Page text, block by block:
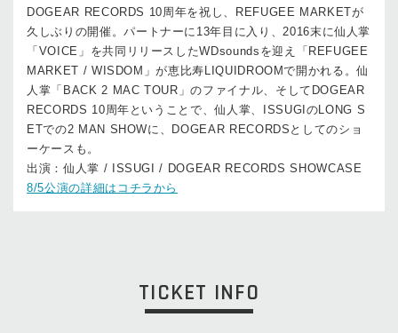
DOGEAR RECORDS 10周年を祝し、REFUGEE MARKETが
久しぶりの開催。パートナーに13年目に入り、2016末に仙人掌
「VOICE」を共同リリースしたWDsoundsを迎え「REFUGEE
MARKET / WISDOM」が恵比寿LIQUIDROOMで開かれる。仙
人掌「BACK 2 MAC TOUR」のファイナル、そしてDOGEAR
RECORDS 10周年ということで、仙人掌、ISSUGIのLONG S
ETでの2 MAN SHOWに、DOGEAR RECORDSとしてのショ
ーケースも。
出演：仙人掌 / ISSUGI / DOGEAR RECORDS SHOWCASE
8/5公演の詳細はコチラから
TICKET INFO